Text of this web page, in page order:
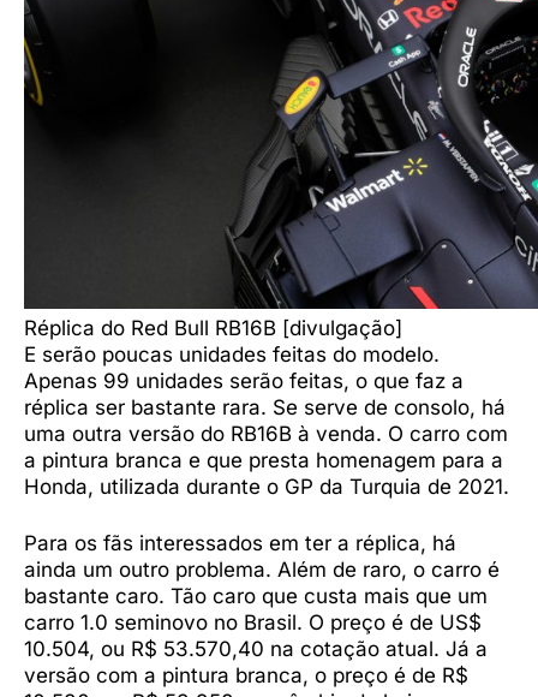
Réplica do Red Bull RB16B [divulgação]
E serão poucas unidades feitas do modelo.
Apenas 99 unidades serão feitas, o que faz a
réplica ser bastante rara. Se serve de consolo, há
uma outra versão do RB16B à venda. O carro com
a pintura branca e que presta homenagem para a
Honda, utilizada durante o GP da Turquia de 2021.
Para os fãs interessados em ter a réplica, há
ainda um outro problema. Além de raro, o carro é
bastante caro. Tão caro que custa mais que um
carro 1.0 seminovo no Brasil. O preço é de US$
10.504, ou R$ 53.570,40 na cotação atual. Já a
versão com a pintura branca, o preço é de R$